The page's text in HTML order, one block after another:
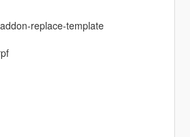
replace-template